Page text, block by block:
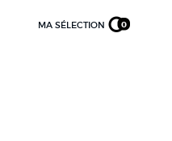
MA SÉLECTION 0